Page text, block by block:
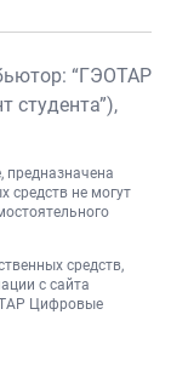
“ГЭОТАР
студента”),
предназначена
средств не могут
средств,
с сайта
Цифровые